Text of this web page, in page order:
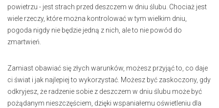
powietrzu - jest strach przed deszczem w dniu ślubu. Chociaż jest
wiele rzeczy, które można kontrolować w tym wielkim dniu,
pogoda nigdy nie będzie jedną z nich, ale to nie powód do
zmartwień.
Zamiast obawiać się złych warunków, możesz przyjąć to, co daje
ci świat i jak najlepiej to wykorzystać. Możesz być zaskoczony, gdy
odkryjesz, że radzenie sobie z deszczem w dniu ślubu może być
pożądanym nieszczęściem, dzięki wspaniałemu oświetleniu dla